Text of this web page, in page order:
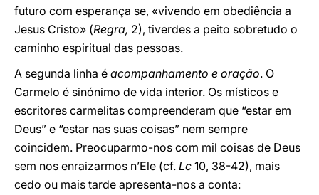
futuro com esperança se, «vivendo em obediência a
Jesus Cristo» (Regra, 2), tiverdes a peito sobretudo o
caminho espiritual das pessoas.
A segunda linha é acompanhamento e oração. O
Carmelo é sinónimo de vida interior. Os místicos e
escritores carmelitas compreenderam que “estar em
Deus” e “estar nas suas coisas” nem sempre
coincidem. Preocuparmo-nos com mil coisas de Deus
sem nos enraizarmos n’Ele (cf. Lc 10, 38-42), mais
cedo ou mais tarde apresenta-nos a conta: